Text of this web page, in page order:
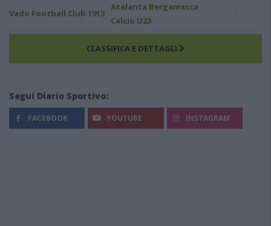
Vado Football Club 1913
Atalanta Bergamasca
Calcio U23
-
CLASSIFICA E DETTAGLI
Segui Diario Sportivo:
FACEBOOK YOUTUBE INSTAGRAM